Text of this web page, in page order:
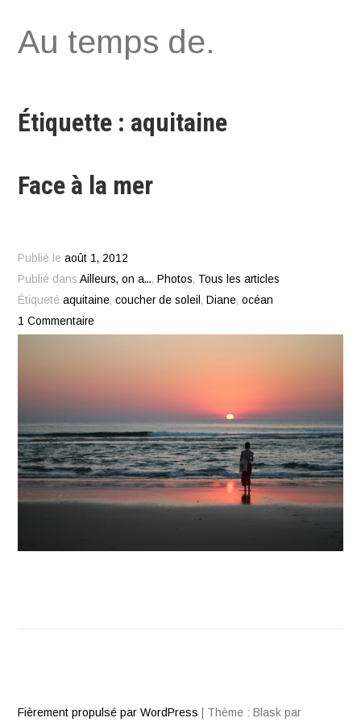
au
Au temps de.
Étiquette : aquitaine
Face à la mer
Publié leaoût 1, 2012
Publié dansAilleurs, on a..., Photos, Tous les articles
Étiquetéaquitaine,coucher de soleil , Diane,océan
1 Commentaire
Fièrement propulsé par WordPress Thème : Blask par